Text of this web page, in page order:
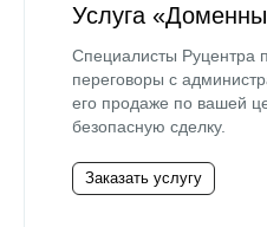
Услуга
Специалисты Руцентра
переговоры с
его продаже по вашей
безопасную сделку.
Заказать услугу